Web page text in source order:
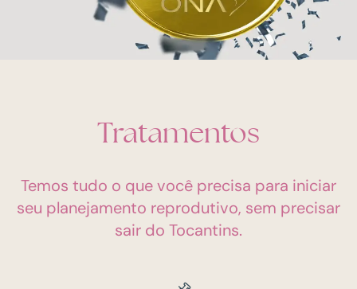
Tratamentos
Temos tudo o que você precisa para iniciar
seu planejamento reprodutivo, sem precisar
sair do Tocantins.